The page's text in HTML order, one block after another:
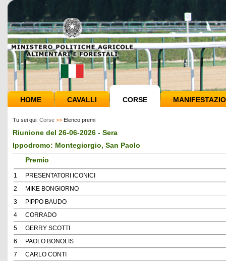
HOME CAVALLI CORSE
Tu sei qui: Corse >> Elenco premi
Riunione del 26-06-2026 - Sera
Ippodromo: Montegiorgio, San Paolo
Premio
1
PRESENTATORI ICONICI
2
MIKE BONGIORNO
3
PIPPO BAUDO
4
CORRADO
5
GERRY SCOTTI
6
PAOLO BONOLIS
7
CARLO CONTI